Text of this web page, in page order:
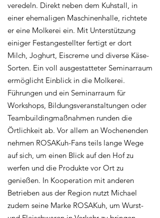
veredeln. Direkt neben dem Kuhstall, in
einer ehemaligen Maschinenhalle, richtete
er eine Molkerei ein. Mit Unterstützung
einiger Festangestellter fertigt er dort
Milch, Joghurt, Eiscreme und diverse Käse-
Sorten. Ein voll ausgestatteter Seminarraum
ermöglicht Einblick in die Molkerei.
Führungen und ein Seminarraum für
Workshops, Bildungsveranstaltungen oder
Teambuildingmaßnahmen runden die
Örtlichkeit ab. Vor allem an Wochenenden
nehmen ROSAKuh-Fans teils lange Wege
auf sich, um einen Blick auf den Hof zu
werfen und die Produkte vor Ort zu
genießen. In Kooperation mit anderen
Betrieben aus der Region nutzt Michael
zudem seine Marke ROSAKuh, um Wurst-